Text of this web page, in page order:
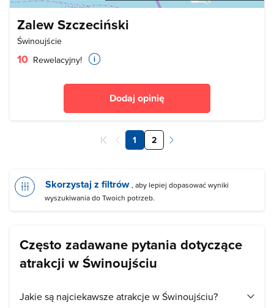
Zalew Szczeciński
Świnoujście
10 Rewelacyjny!
Dodaj opinię
1 2
Skorzystaj z filtrów , aby lepiej dopasować wyniki
wyszukiwania do Twoich potrzeb.
Często zadawane pytania dotyczące
atrakcji w Świnoujściu
Jakie są najciekawsze atrakcje w Świnoujściu?